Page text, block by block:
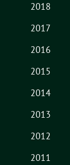
2018
2017
2016
2015
2014
2013
2012
2011